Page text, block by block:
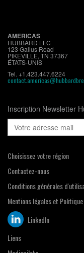
AMERICAS
HUBBARD LLC
123 Gallus Road
PIKEVILLE, TN 37367
ÉTATS-UNIS
Tel. +1.423.447.6224
Inscription Newsletter
Choisissez votre région
Contactez-nous
Conditions générales
Mentions légales et
LinkedIn
Liens